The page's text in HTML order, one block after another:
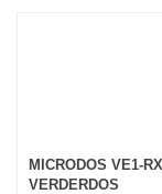
MICRODOS VE1-
VERDERDOS